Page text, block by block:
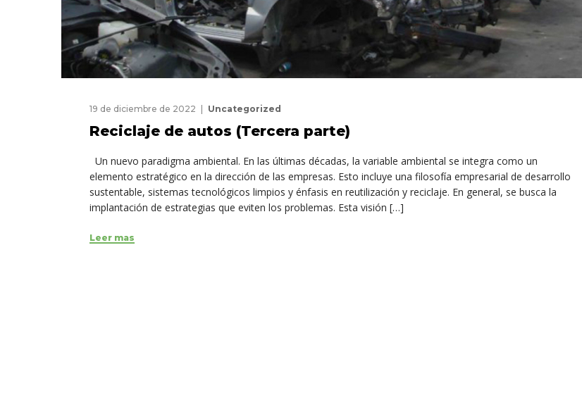
19 de diciembre de 2022 Uncategorized
Reciclaje de autos (Tercera parte)
Un nuevo paradigma ambiental. En las últimas décadas, la variable ambiental se integra como un
elemento estratégico en la dirección de las empresas. Esto incluye una filosofía empresarial de desarrollo
sustentable, sistemas tecnológicos limpios y énfasis en reutilización y reciclaje. En general, se busca la
implantación de estrategias que eviten los problemas. Esta visión […]
Leer mas